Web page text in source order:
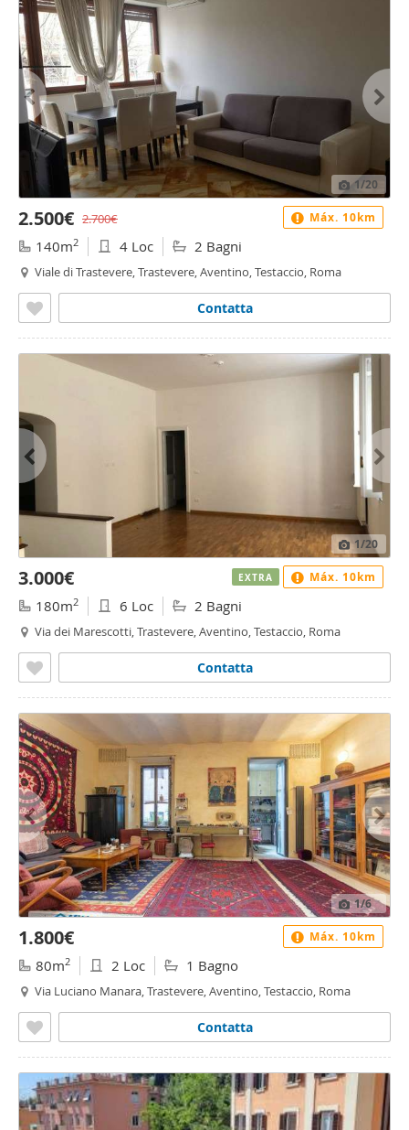
1/20
2.500€ 2.700€
140m2 4 Loc 2 Bagni
Viale di Trastevere, Trastevere, Aventino, Testaccio, Roma
Contatta
Máx. 10km
1/20
3.000€
180m2 6 Loc 2 Bagni
Via dei Marescotti, Trastevere, Aventino, Testaccio, Roma
Contatta
EXTRA Máx. 10km
1/6
1.800€
80m2 2 Loc 1 Bagno
Via Luciano Manara, Trastevere, Aventino, Testaccio, Roma
Contatta
Máx. 10km